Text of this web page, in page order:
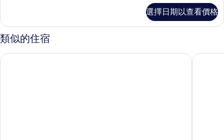
張
床,
海
灣
開
放
式
房,
選擇日期以查看價格
類似的住宿
雪梨凱悅飯店 雪梨達